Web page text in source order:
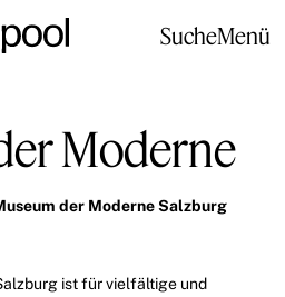
SucheMenü
Moderne
der Moderne Salzburg
ist für vielfältige und